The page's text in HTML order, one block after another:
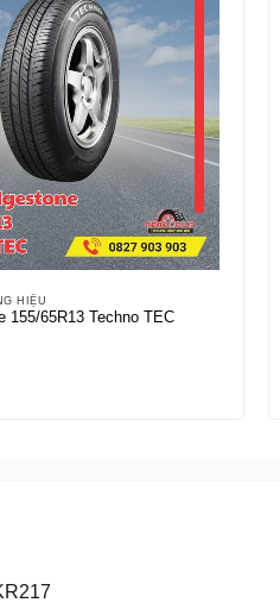
HIỆU
155/65R13 Techno TEC